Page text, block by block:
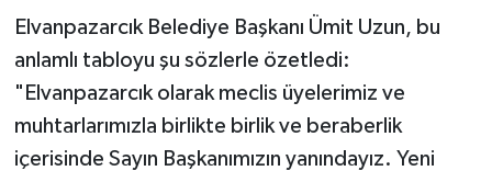
​Elvanpazarcık Belediye Başkanı Ümit Uzun, bu
anlamlı tabloyu şu sözlerle özetledi:
​"Elvanpazarcık olarak meclis üyelerimiz ve
muhtarlarımızla birlikte birlik ve beraberlik
içerisinde Sayın Başkanımızın yanındayız. Yeni